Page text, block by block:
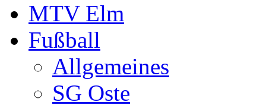
MTV Elm
Fußball
Allgemeines
SG Oste